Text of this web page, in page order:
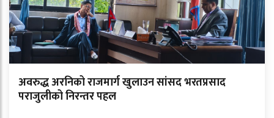
अवरुद्ध अरनिको राजमार्ग खुलाउन सांसद भरतप्रसाद
पराजुलीको निरन्तर पहल